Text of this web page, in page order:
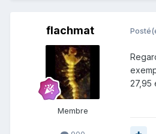
flachmat
Membre
27,95